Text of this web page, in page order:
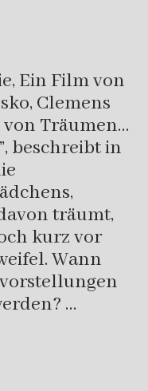
Ein Film von
Clemens
von Träumen…
beschreibt in
träumt,
kurz vor
Wann
…